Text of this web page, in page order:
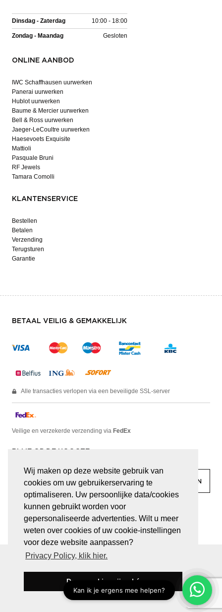
Wij maken op deze website gebruik van
cookies om uw gebruikerservaring te
optimaliseren. Uw persoonlijke data/cookies
kunnen gebruikt worden voor
gepersonaliseerde advertenties. Wilt u meer
weten over cookies of uw cookie-instellingen
voor deze website aanpassen?
Privacy Policy, klik hier.
Deze cookies zijn oké
Dinsdag - Zaterdag 10:00 - 18:00
Zondag - Maandag Gesloten
ONLINE AANBOD
IWC Schaffhausen uurwerken
Panerai uurwerken
Hublot uurwerken
Baume & Mercier uurwerken
Bell & Ross uurwerken
Jaeger-LeCoultre uurwerken
Haesevoets Exquisite
Mattioli
Pasquale Bruni
RF Jewels
Tamara Comolli
KLANTENSERVICE
Bestellen
Betalen
Verzending
Terugsturen
Garantie
BETAAL VEILIG & GEMAKKELIJK
Alle transacties verlopen via een beveiligde SSL-server
Veilige en verzekerde verzending via FedEx
BLIJF OP DE HOOGTE
facebook linkedin
© JUWELEN HAESEVOETS 2026
WEBSITE DOOR